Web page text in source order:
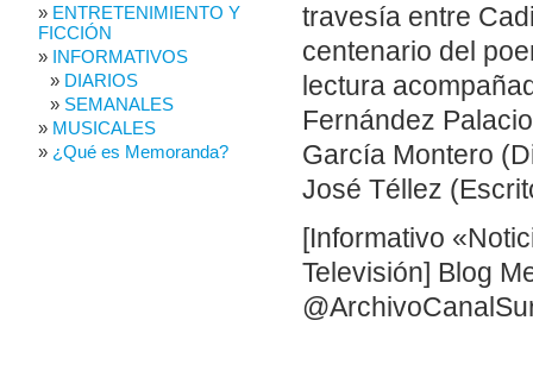
travesía entre
centenario del
lectura
Fernández
García Montero
José Téllez
[Informativo
Televisión] Blog
ENTRETENIMIENTO Y
FICCIÓN
INFORMATIVOS
DIARIOS
SEMANALES
MUSICALES
¿Qué es Memoranda?